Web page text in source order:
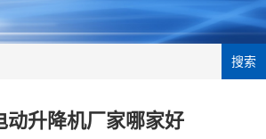
搜索
动升降机厂家哪家好